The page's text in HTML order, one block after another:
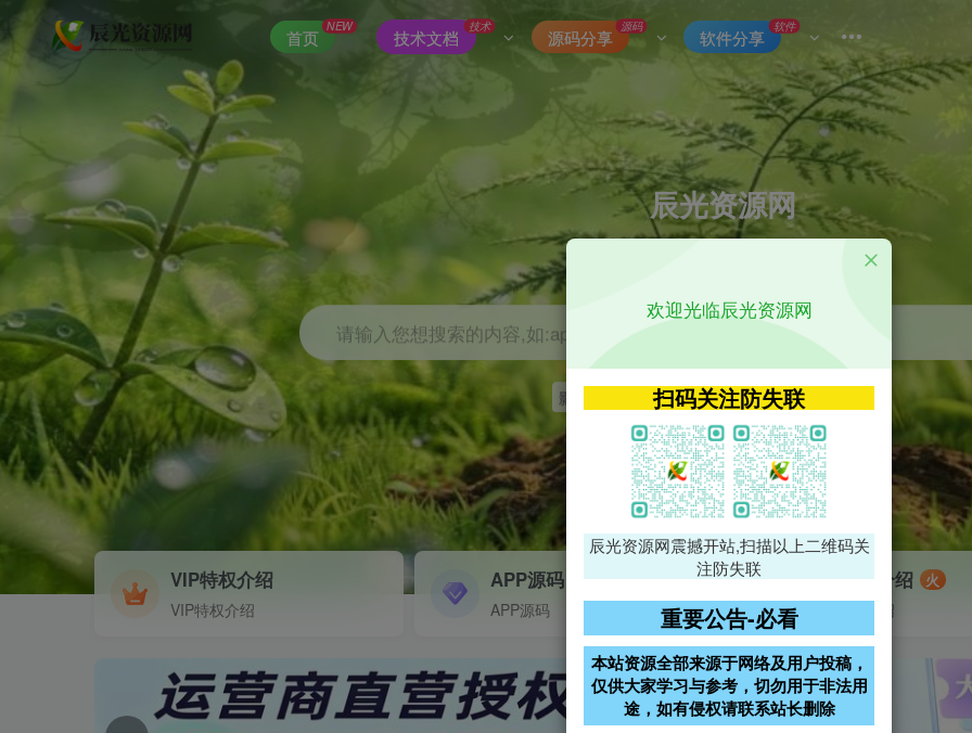
首页
NEW
技术文档
技术
源码分享
源码
软件分享
软件
辰光资源网
优质的网络资源分享平台
请输入您想搜索的内容,如:app源码
影视 神马 getapp 原神
VIP特权介绍
VIP特权介绍
APP源码
APP源码
VIP特权介绍 火
VIP特权介绍
欢迎光临辰光资源网
扫码关注防失联
辰光资源网震撼开站,扫描以上二维码关
注防失联
重要公告-必看
本站资源全部来源于网络及用户投稿，
仅供大家学习与参考，切勿用于非法用
途，如有侵权请联系站长删除